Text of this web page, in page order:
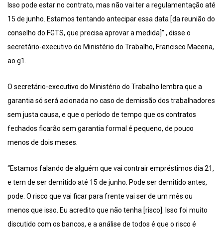
Isso pode estar no contrato, mas não vai ter a regulamentação até
15 de junho. Estamos tentando antecipar essa data [da reunião do
conselho do FGTS, que precisa aprovar a medida]” , disse o
secretário-executivo do Ministério do Trabalho, Francisco Macena,
ao g1.
O secretário-executivo do Ministério do Trabalho lembra que a
garantia só será acionada no caso de demissão dos trabalhadores
sem justa causa, e que o período de tempo que os contratos
fechados ficarão sem garantia formal é pequeno, de pouco
menos de dois meses.
“Estamos falando de alguém que vai contrair empréstimos dia 21,
e tem de ser demitido até 15 de junho. Pode ser demitido antes,
pode. O risco que vai ficar para frente vai ser de um mês ou
menos que isso. Eu acredito que não tenha [risco]. Isso foi muito
discutido com os bancos, e a análise de todos é que o risco é